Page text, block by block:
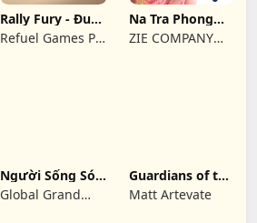
Rally Fury - Đua
xe cực chất
Refuel Games Pty
Na Tra Phong
Thần Ký
ZIE COMPANY
Người Sống Sót:
Đảo Sinh Tồn
Global Grand
Guardians of the
Kingdom TD
Matt Artevate